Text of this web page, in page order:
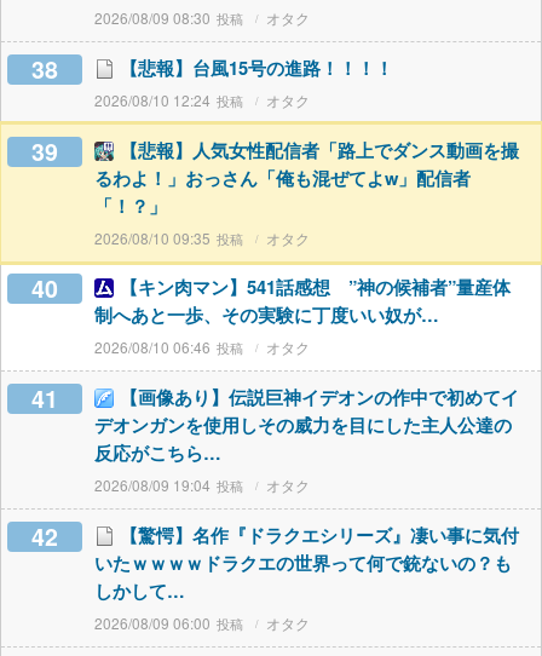
2026/08/09 08:30 オタク
38 【悲報】台風15号の進路！！！！
2026/08/10 12:24 オタク
39
【悲報】人気女性配信者「路上でダンス動画を撮
るわよ！」おっさん「俺も混ぜてよw」配信者
「！？」
2026/08/10 09:35 オタク
40
【キン肉マン】541話感想 ”神の候補者”量産体
制へあと一歩、その実験に丁度いい奴が…
2026/08/10 06:46 オタク
41
【画像あり】伝説巨神イデオンの作中で初めてイ
デオンガンを使用しその威力を目にした主人公達の
反応がこちら…
2026/08/09 19:04 オタク
42
【驚愕】名作『ドラクエシリーズ』凄い事に気付
いたｗｗｗｗドラクエの世界って何で銃ないの？も
しかして…
2026/08/09 06:00 オタク